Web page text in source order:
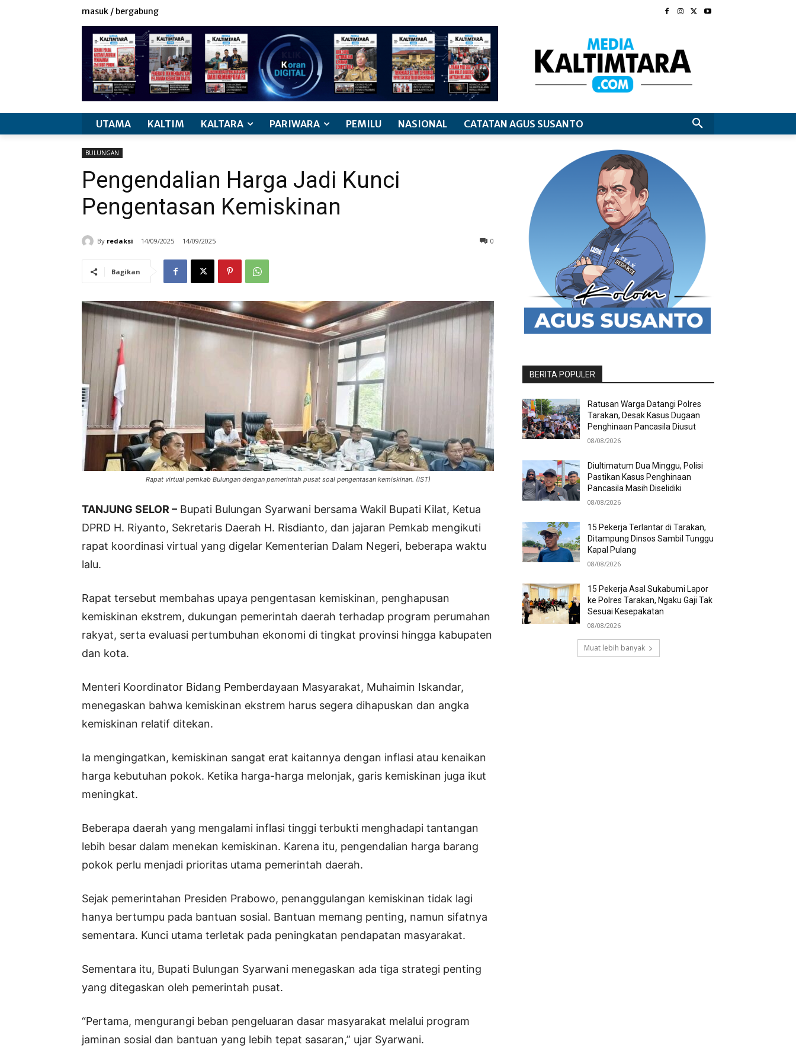
masuk / bergabung
UTAMA KALTIM KALTARA PARIWARA PEMILU NASIONAL CATATAN AGUS SUSANTO
BULUNGAN
Pengendalian Harga Jadi Kunci
Pengentasan Kemiskinan
By redaksi 14/09/2025 14/09/2025 0
Bagikan
Rapat virtual pemkab Bulungan dengan pemerintah pusat soal pengentasan kemiskinan. (IST)
TANJUNG SELOR – Bupati Bulungan Syarwani bersama Wakil Bupati Kilat, Ketua
DPRD H. Riyanto, Sekretaris Daerah H. Risdianto, dan jajaran Pemkab mengikuti
rapat koordinasi virtual yang digelar Kementerian Dalam Negeri, beberapa waktu
lalu.
Rapat tersebut membahas upaya pengentasan kemiskinan, penghapusan
kemiskinan ekstrem, dukungan pemerintah daerah terhadap program perumahan
rakyat, serta evaluasi pertumbuhan ekonomi di tingkat provinsi hingga kabupaten
dan kota.
Menteri Koordinator Bidang Pemberdayaan Masyarakat, Muhaimin Iskandar,
menegaskan bahwa kemiskinan ekstrem harus segera dihapuskan dan angka
kemiskinan relatif ditekan.
Ia mengingatkan, kemiskinan sangat erat kaitannya dengan inflasi atau kenaikan
harga kebutuhan pokok. Ketika harga-harga melonjak, garis kemiskinan juga ikut
meningkat.
Beberapa daerah yang mengalami inflasi tinggi terbukti menghadapi tantangan
lebih besar dalam menekan kemiskinan. Karena itu, pengendalian harga barang
pokok perlu menjadi prioritas utama pemerintah daerah.
Sejak pemerintahan Presiden Prabowo, penanggulangan kemiskinan tidak lagi
hanya bertumpu pada bantuan sosial. Bantuan memang penting, namun sifatnya
sementara. Kunci utama terletak pada peningkatan pendapatan masyarakat.
Sementara itu, Bupati Bulungan Syarwani menegaskan ada tiga strategi penting
yang ditegaskan oleh pemerintah pusat.
“Pertama, mengurangi beban pengeluaran dasar masyarakat melalui program
jaminan sosial dan bantuan yang lebih tepat sasaran,” ujar Syarwani.
BERITA POPULER
Ratusan Warga Datangi Polres
Tarakan, Desak Kasus Dugaan
Penghinaan Pancasila Diusut
08/08/2026
Diultimatum Dua Minggu, Polisi
Pastikan Kasus Penghinaan
Pancasila Masih Diselidiki
08/08/2026
15 Pekerja Terlantar di Tarakan,
Ditampung Dinsos Sambil Tunggu
Kapal Pulang
08/08/2026
15 Pekerja Asal Sukabumi Lapor
ke Polres Tarakan, Ngaku Gaji Tak
Sesuai Kesepakatan
08/08/2026
Muat lebih banyak